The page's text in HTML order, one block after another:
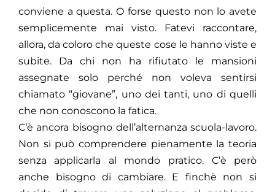
conviene a questa. O forse questo non lo avete
semplicemente mai visto. Fatevi raccontare,
allora, da coloro che queste cose le hanno viste e
subite. Da chi non ha rifiutato le mansioni
assegnate solo perché non voleva sentirsi
chiamato “giovane”, uno dei tanti, uno di quelli
che non conoscono la fatica.
C’è ancora bisogno dell’alternanza scuola-lavoro.
Non si può comprendere pienamente la teoria
senza applicarla al mondo pratico. C’è però
anche bisogno di cambiare. E finchè non si